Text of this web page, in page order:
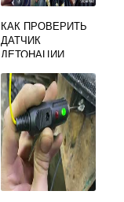
КАК ПРОВЕРИТЬ
ДАТЧИК
ДЕТОНАЦИИ